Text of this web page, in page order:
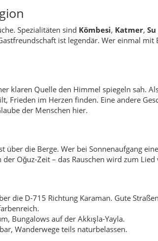
Spezialitäten sind Kömbesi, Katmer,
ist legendär. Wer einmal mit
klaren Quelle den Himmel spiegeln sah.
Frieden im Herzen finden. Eine andere
der Menschen hier.
über die Berge. Wer bei Sonnenaufgang
Oğuz-Zeit – das Rauschen wird zum Lied
die D-715 Richtung Karaman. Gute
Bungalows auf der Akkışla-Yayla.
Wanderwege teils naturbelassen.